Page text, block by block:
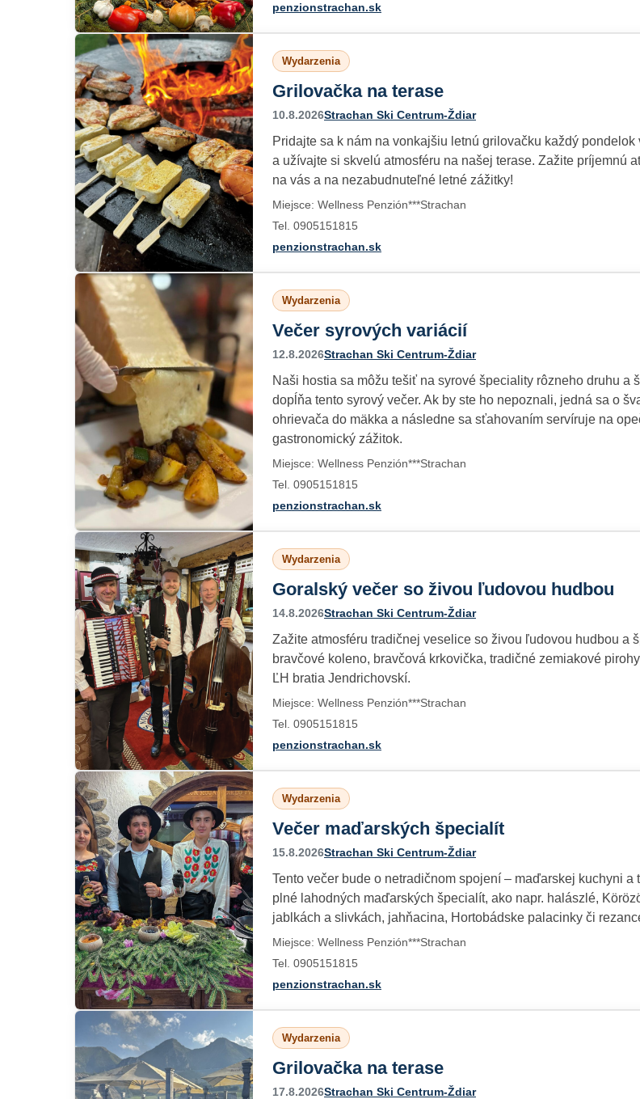
penzionstrachan.sk
Wydarzenia
Grilovačka na terase
10.8.2026Strachan Ski Centrum-Ždiar
Pridajte sa k nám na vonkajšiu letnú grilovačku každý
a užívajte si skvelú atmosféru na našej terase. Zažite príjemnú
na vás a na nezabudnuteľné letné zážitky!
Miejsce: Wellness Penzión***Strachan
Tel. 0905151815
penzionstrachan.sk
Wydarzenia
Večer syrových variácií
12.8.2026Strachan Ski Centrum-Ždiar
Naši hostia sa môžu tešiť na syrové špeciality rôzneho druhu
dopĺňa tento syrový večer. Ak by ste ho nepoznali, jedná sa o
ohrievača do mäkka a následne sa sťahovaním servíruje na
gastronomický zážitok.
Miejsce: Wellness Penzión***Strachan
Tel. 0905151815
penzionstrachan.sk
Wydarzenia
Goralský večer so živou ľudovou hudbou
14.8.2026Strachan Ski Centrum-Ždiar
Zažite atmosféru tradičnej veselice so živou ľudovou hudbou
bravčové koleno, bravčová krkovička, tradičné zemiakové
ĽH bratia Jendrichovskí.
Miejsce: Wellness Penzión***Strachan
Tel. 0905151815
penzionstrachan.sk
Wydarzenia
Večer maďarských špecialít
15.8.2026Strachan Ski Centrum-Ždiar
Tento večer bude o netradičnom spojení – maďarskej kuchyni
plné lahodných maďarských špecialít, ako napr. halászlé,
jablkách a slivkách, jahňacina, Hortobádske palacinky či
Miejsce: Wellness Penzión***Strachan
Tel. 0905151815
penzionstrachan.sk
Wydarzenia
Grilovačka na terase
17.8.2026Strachan Ski Centrum-Ždiar